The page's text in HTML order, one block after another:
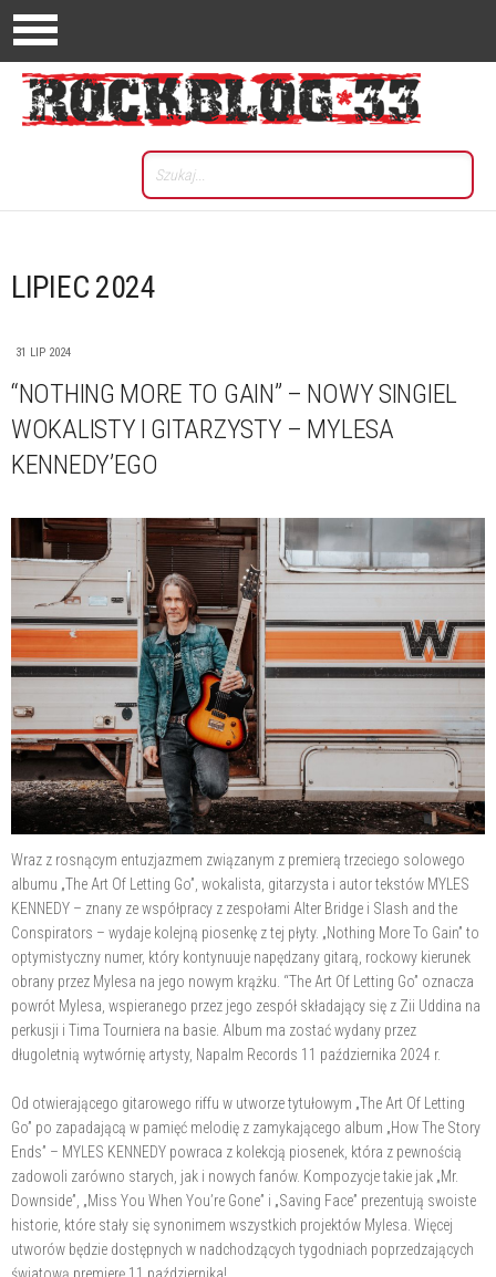
LIPIEC 2024
31 LIP 2024
“NOTHING MORE TO GAIN” – NOWY SINGIEL
WOKALISTY I GITARZYSTY – MYLESA
KENNEDY’EGO
Wraz z rosnącym entuzjazmem związanym z premierą trzeciego solowego
albumu „The Art Of Letting Go”, wokalista, gitarzysta i autor tekstów MYLES
KENNEDY – znany ze współpracy z zespołami Alter Bridge i Slash and the
Conspirators – wydaje kolejną piosenkę z tej płyty. „Nothing More To Gain” to
optymistyczny numer, który kontynuuje napędzany gitarą, rockowy kierunek
obrany przez Mylesa na jego nowym krążku. “The Art Of Letting Go” oznacza
powrót Mylesa, wspieranego przez jego zespół składający się z Zii Uddina na
perkusji i Tima Tourniera na basie. Album ma zostać wydany przez
długoletnią wytwórnię artysty, Napalm Records 11 października 2024 r.
Od otwierającego gitarowego riffu w utworze tytułowym „The Art Of Letting
Go” po zapadającą w pamięć melodię z zamykającego album „How The Story
Ends” – MYLES KENNEDY powraca z kolekcją piosenek, która z pewnością
zadowoli zarówno starych, jak i nowych fanów. Kompozycje takie jak „Mr.
Downside”, „Miss You When You’re Gone” i „Saving Face” prezentują swoiste
historie, które stały się synonimem wszystkich projektów Mylesa. Więcej
utworów będzie dostępnych w nadchodzących tygodniach poprzedzających
światową premierę 11 października!